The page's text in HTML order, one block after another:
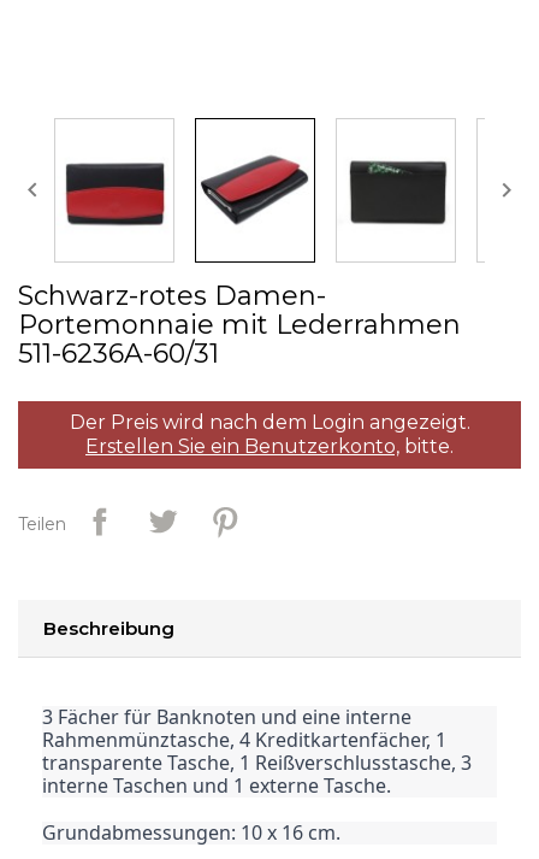
 
Schwarz­-rotes Damen­-
Portemonnaie mit Lederrahmen
511­-6236A­-60/31
Der Preis wird nach dem Login angezeigt.
Erstellen Sie ein Benutzerkonto, bitte.
Teilen
Beschreibung
3 Fächer für Banknoten und eine interne
Rahmenmünztasche, 4 Kreditkartenfächer, 1
transparente Tasche, 1 Reißverschlusstasche, 3
interne Taschen und 1 externe Tasche.
Grundabmessungen: 10 x 16 cm.